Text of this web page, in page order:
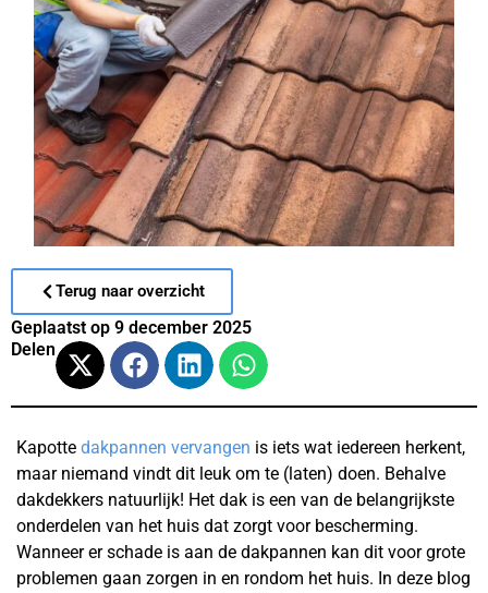
Terug naar overzicht
Geplaatst op 9 december 2025
Delen
Kapotte dakpannen vervangen is iets wat iedereen herkent,
maar niemand vindt dit leuk om te (laten) doen. Behalve
dakdekkers natuurlijk! Het dak is een van de belangrijkste
onderdelen van het huis dat zorgt voor bescherming.
Wanneer er schade is aan de dakpannen kan dit voor grote
problemen gaan zorgen in en rondom het huis. In deze blog